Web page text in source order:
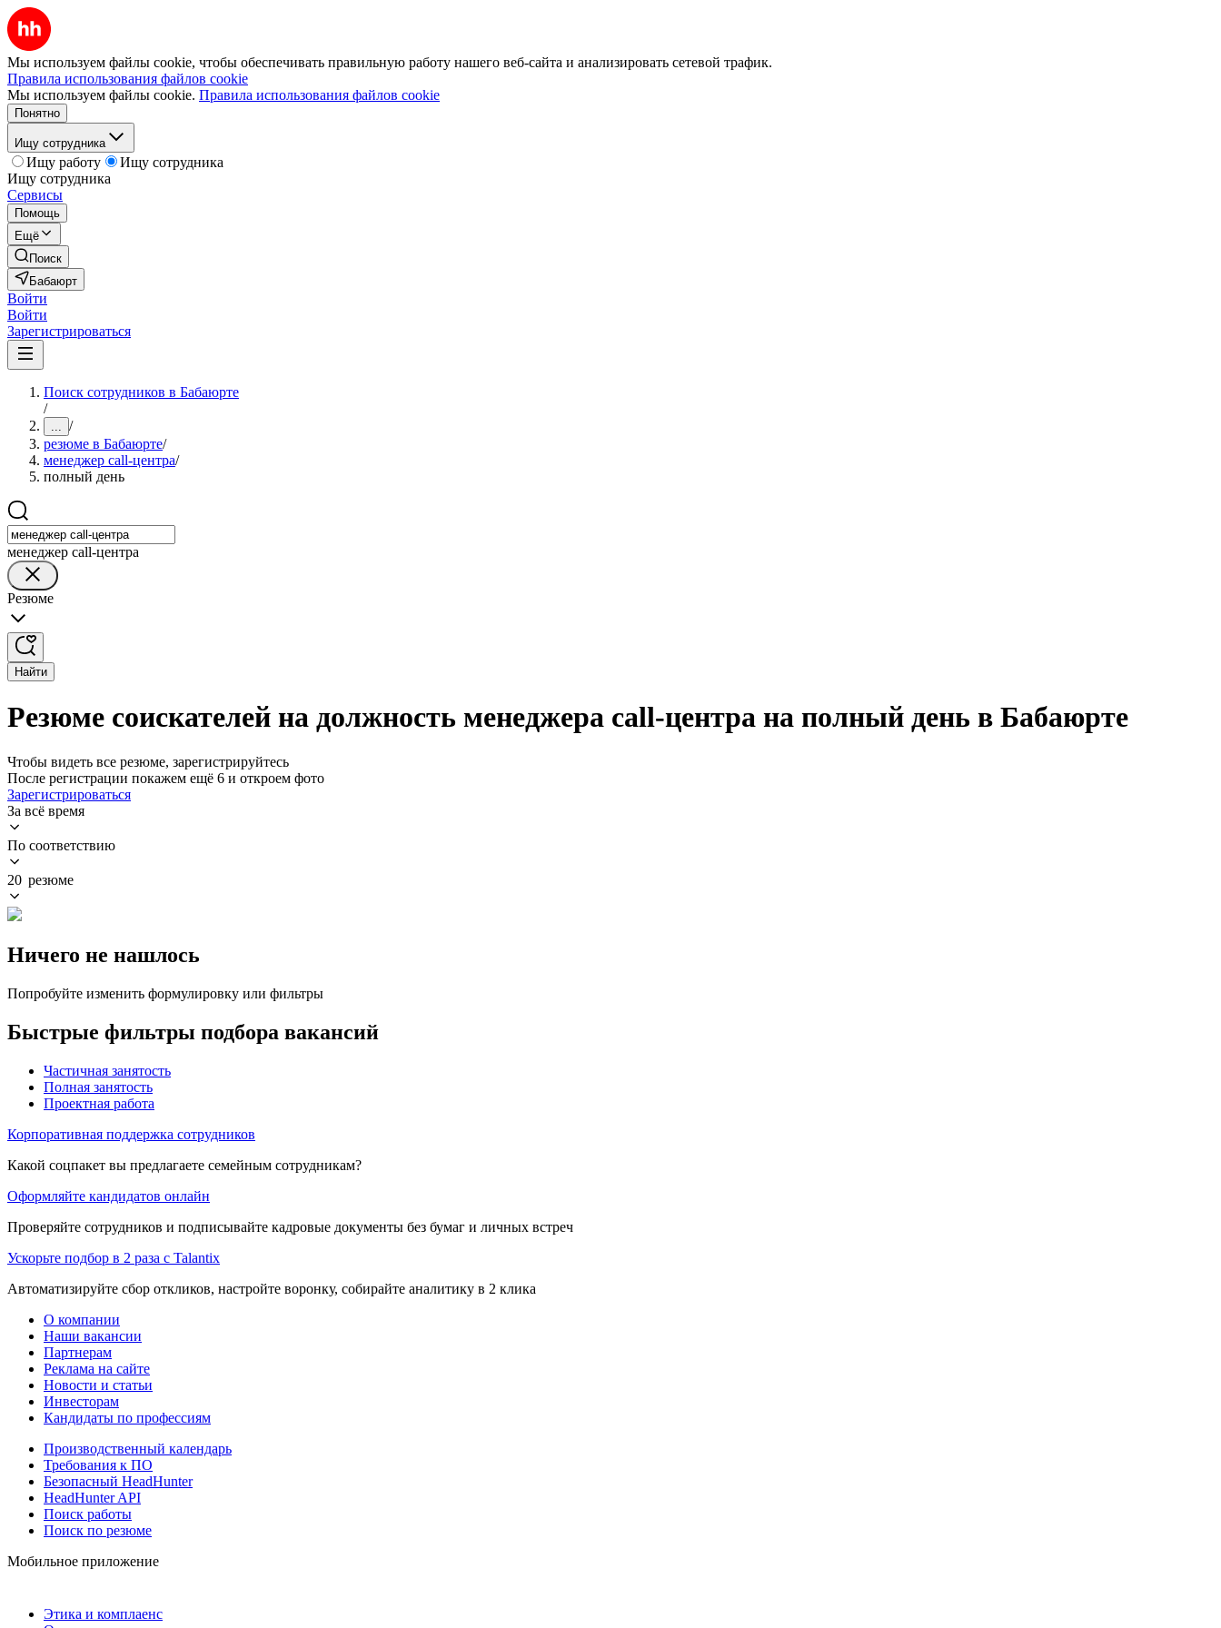
Мы используем файлы cookie, чтобы обеспечивать правильную работу нашего веб-сайта и анализировать сетевой трафик.
Правила использования файлов cookie
Мы используем файлы cookie. Правила использования файлов cookie
Понятно
Ищу сотрудника
Ищу работу
Ищу сотрудника
Ищу сотрудника
Сервисы
Помощь
Ещё
Поиск
Бабаюрт
Войти
Войти
Зарегистрироваться
Поиск сотрудников в Бабаюрте
/
... /
резюме в Бабаюрте/
менеджер call-центра/
полный день
менеджер call-центра
Резюме
Найти
Резюме соискателей на должность менеджера call-центра на полный день в Бабаюрте
Чтобы видеть все резюме, зарегистрируйтесь
После регистрации покажем ещё 6 и откроем фото
Зарегистрироваться
За всё время
По соответствию
20 резюме
Ничего не нашлось
Попробуйте изменить формулировку или фильтры
Быстрые фильтры подбора вакансий
Частичная занятость
Полная занятость
Проектная работа
Корпоративная поддержка сотрудников
Какой соцпакет вы предлагаете семейным сотрудникам?
Оформляйте кандидатов онлайн
Проверяйте сотрудников и подписывайте кадровые документы без бумаг и личных встреч
Ускорьте подбор в 2 раза с Talantix
Автоматизируйте сбор откликов, настройте воронку, собирайте аналитику в 2 клика
О компании
Наши вакансии
Партнерам
Реклама на сайте
Новости и статьи
Инвесторам
Кандидаты по профессиям
Производственный календарь
Требования к ПО
Безопасный HeadHunter
HeadHunter API
Поиск работы
Поиск по резюме
Мобильное приложение
Этика и комплаенс